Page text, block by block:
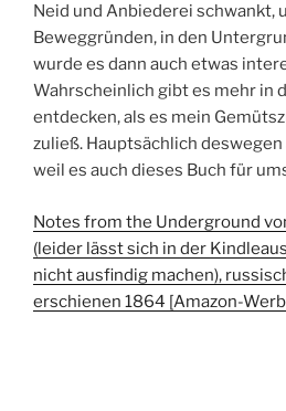
Neid und Anbiederei schwankt,
Beweggründen, in den
wurde es dann auch etwas
Wahrscheinlich gibt es mehr in
entdecken, als es mein
zuließ. Hauptsächlich
weil es auch dieses Buch für
Notes from the Underground
(leider lässt sich in der
nicht ausfindig machen),
erschienen 1864 [Amazon-